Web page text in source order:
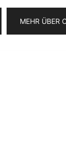
KONTAKTMEHR ÜBER